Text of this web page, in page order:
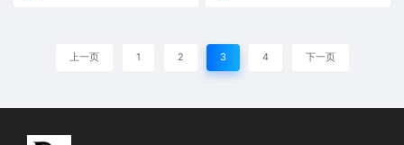
上一页 1 2 3 4 下一页